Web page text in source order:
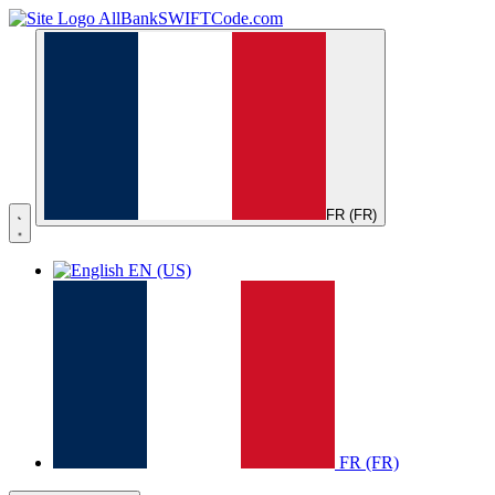
AllBankSWIFTCode.com
FR (FR)
EN (US)
FR (FR)